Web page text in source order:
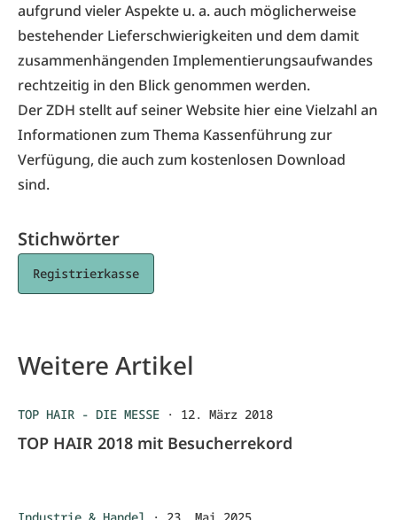
aufgrund vieler Aspekte u. a. auch möglicherweise
bestehender Lieferschwierigkeiten und dem damit
zusammenhängenden Implementierungsaufwandes
rechtzeitig in den Blick genommen werden.
Der ZDH stellt auf seiner Website hiereine Vielzahl an
Informationen zum Thema Kassenführung zur
Verfügung, die auch zum kostenlosen Download
sind.
Stichwörter
Registrierkasse
Weitere Artikel
TOP HAIR - DIE MESSE · 12. März 2018
TOP HAIR 2018 mit Besucherrekord